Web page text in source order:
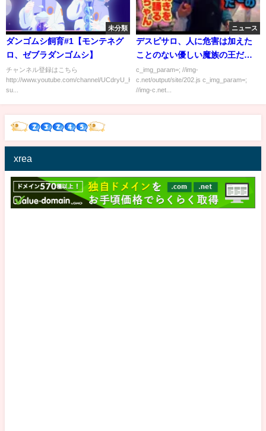
未分類
ダンゴムシ飼育#1【モンテネグ
ロ、ゼブラダンゴムシ】
チャンネル登録はこちら
http://www.youtube.com/channel/UCdryU_K14zPkEcluV9P4L0Q?
su...
ニュース
デスピサロ、人に危害は加えた
ことのない優しい魔族の王だっ
た！
c_img_param=; //img-
c.net/output/site/202.js c_img_param=;
//img-c.net...
xrea